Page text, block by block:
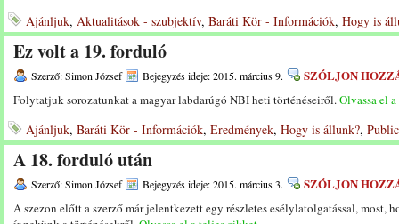
Ajánljuk, Aktualitások - szubjektív, Baráti Kör - Információk, Hogy is
Ez volt a 19. forduló
Szerző: Simon József Bejegyzés ideje: 2015. március 9. SZÓLJON
Folytatjuk sorozatunkat a magyar labdarúgó NBI heti történéseiről.Olvassa el
Ajánljuk, Baráti Kör - Információk, Eredmények, Hogy is állunk?,
A 18. forduló után
Szerző: Simon József Bejegyzés ideje: 2015. március 3. SZÓLJON
A szezon előtt a szerző már jelentkezett egy részletes esélylatolgatással, most,